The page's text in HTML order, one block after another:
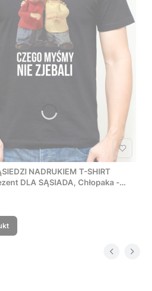
NADRUKIEM T-SHIRT
DLA SĄSIADA, Chłopaka -
zjebali